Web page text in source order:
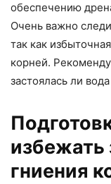
обеспечению
Очень важно
так как
корней.
застоялась ли
избежать
гниения